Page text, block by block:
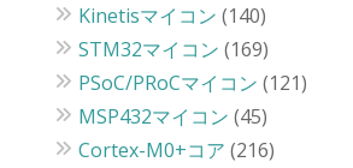
Kinetisマイコン (140)
STM32マイコン (169)
PSoC/PRoCマイコン (121)
MSP432マイコン (45)
Cortex-M0+コア (216)